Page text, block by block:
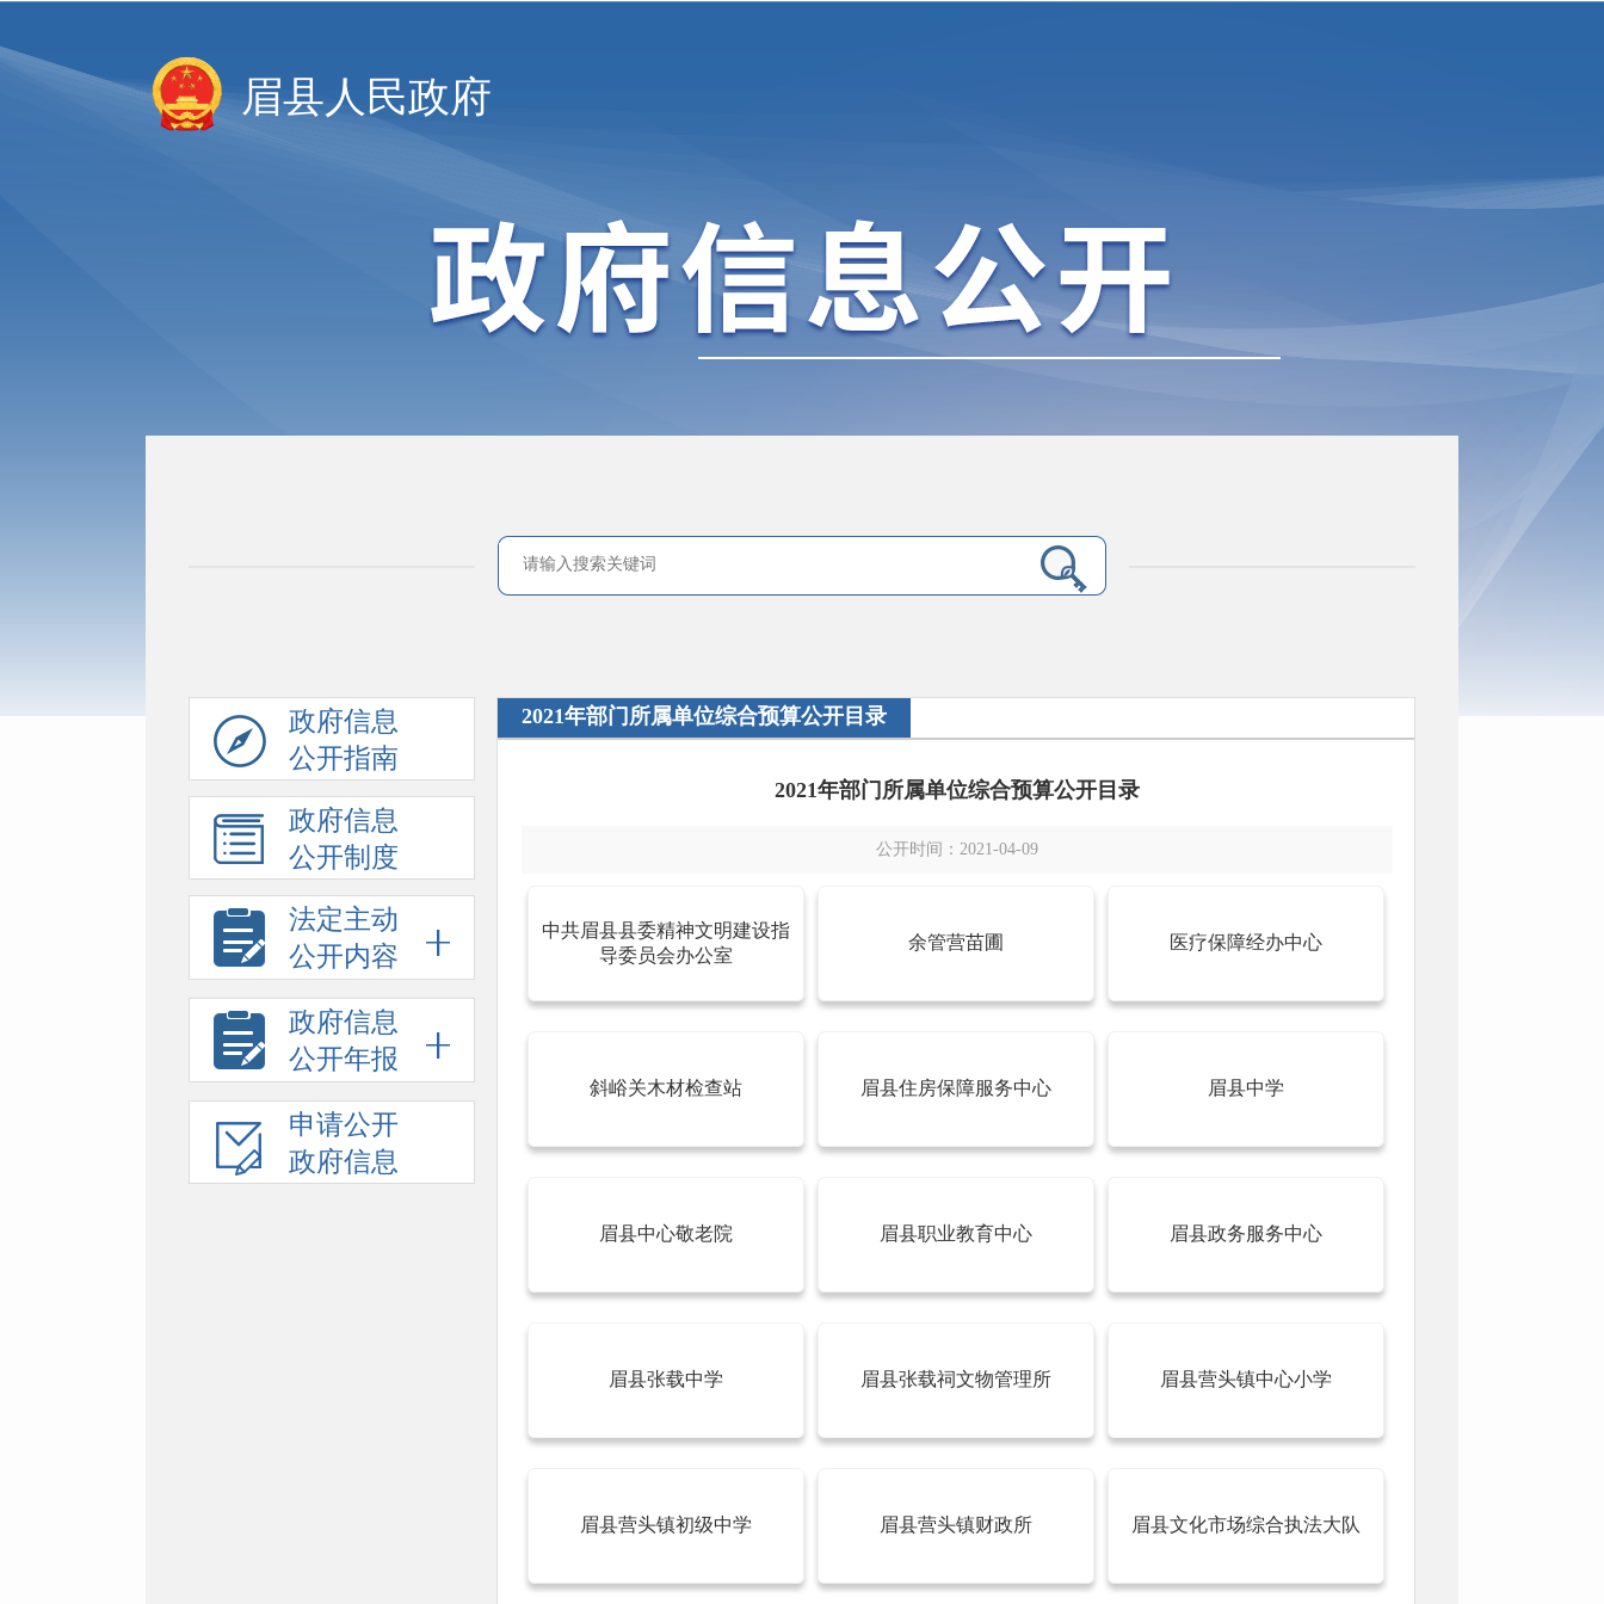
眉县人民政府
政府信息
公开指南
政府信息
公开制度
法定主动
公开内容
政府信息
公开年报
申请公开
政府信息
2021年部门所属单位综合预算公开目录
2021年部门所属单位综合预算公开目录
公开时间：2021-04-09
中共眉县县委精神文明建设指
导委员会办公室
余管营苗圃 医疗保障经办中心
斜峪关木材检查站 眉县住房保障服务中心 眉县中学
眉县中心敬老院 眉县职业教育中心 眉县政务服务中心
眉县张载中学 眉县张载祠文物管理所 眉县营头镇中心小学
眉县营头镇初级中学 眉县营头镇财政所 眉县文化市场综合执法大队